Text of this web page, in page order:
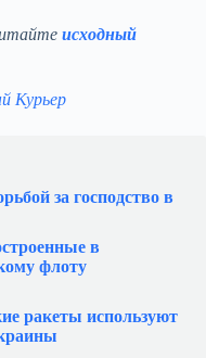
исходный
Курьер
за господство в
в
флоту
ракеты используют